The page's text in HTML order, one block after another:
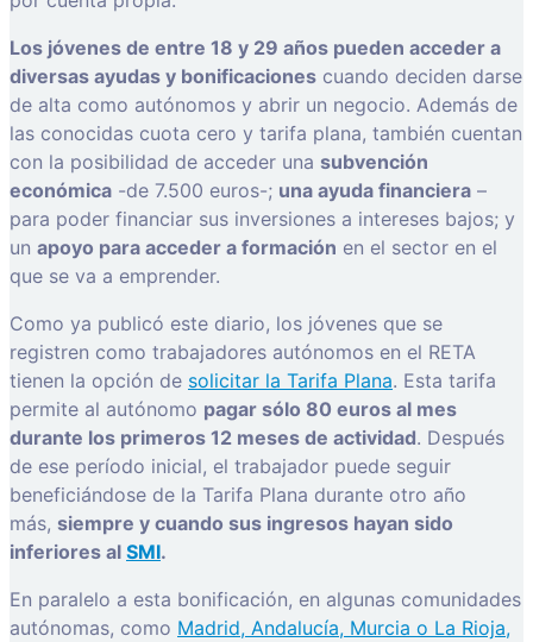
Los jóvenes de entre 18 y 29 años pueden acceder a
diversas ayudas y bonificaciones cuando deciden darse
de alta como autónomos y abrir un negocio. Además de
las conocidas cuota cero y tarifa plana, también cuentan
con la posibilidad de acceder una subvención
económica -de 7.500 euros-; una ayuda financiera –
para poder financiar sus inversiones a intereses bajos; y
un apoyo para acceder a formación en el sector en el
que se va a emprender.
Como ya publicó este diario, los jóvenes que se
registren como trabajadores autónomos en el RETA
tienen la opción de solicitar la Tarifa Plana. Esta tarifa
permite al autónomo pagar sólo 80 euros al mes
durante los primeros 12 meses de actividad. Después
de ese período inicial, el trabajador puede seguir
beneficiándose de la Tarifa Plana durante otro año
más, siempre y cuando sus ingresos hayan sido
inferiores al SMI.
En paralelo a esta bonificación, en algunas comunidades
autónomas, como Madrid, Andalucía, Murcia o La Rioja,